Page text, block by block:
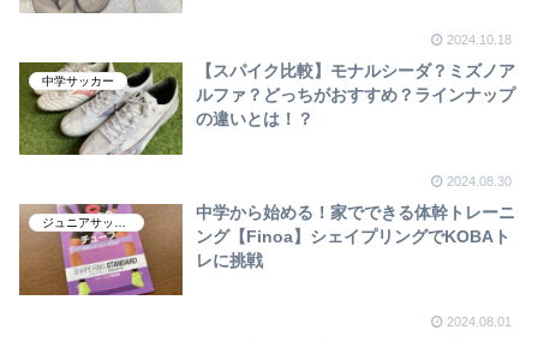
2024.10.18
中学サッカー
【スパイク比較】モナルシーダ？ミズノア
ルファ？どっちがおすすめ？ラインナップ
の違いとは！？
2024.08.30
中学から始める！家でできる体幹トレーニ
ング【Finoa】シェイプリングでKOBAト
レに挑戦
2024.08.01